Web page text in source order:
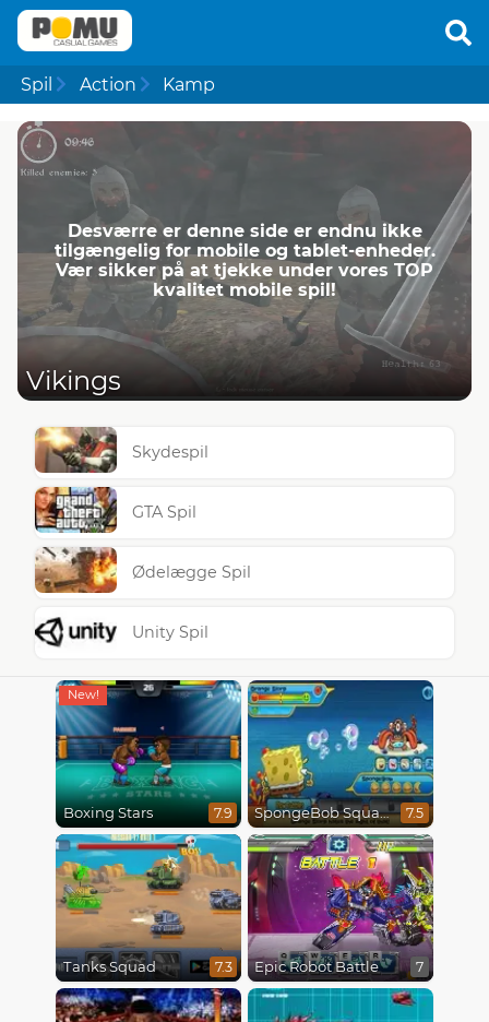
Spil Action Kamp
Desværre er denne side er endnu ikke
tilgængelig for mobile og tablet-enheder.
Vær sikker på at tjekke under vores TOP
kvalitet mobile spil!
Vikings
Skydespil
GTA Spil
Ødelægge Spil
Unity Spil
Boxing Stars 7.9 SpongeBob SquarePants : Monster Island Adventures 7.5
Tanks Squad 7.3 Epic Robot Battle 7